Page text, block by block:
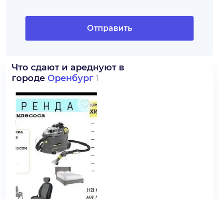
Отправить
Что сдают и ареднуют в
городе Оренбург 1